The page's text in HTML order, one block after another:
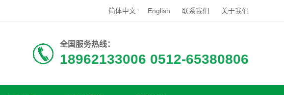
简体中文 English 联系我们 关于我们
全国服务热线：
18962133006 0512-65380806